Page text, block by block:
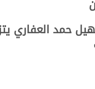
حمد العفاري